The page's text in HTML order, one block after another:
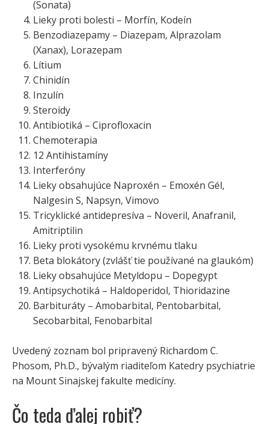
(Sonata)
Lieky proti bolesti – Morfín, Kodeín
Benzodiazepamy – Diazepam, Alprazolam
(Xanax), Lorazepam
Lítium
Chinidín
Inzulín
Steroidy
Antibiotiká – Ciprofloxacin
Chemoterapia
12 Antihistamíny
Interferóny
Lieky obsahujúce Naproxén – Emoxén Gél,
Nalgesin S, Napsyn, Vimovo
Tricyklické antidepresíva – Noveril, Anafranil,
Amitriptilin
Lieky proti vysokému krvnému tlaku
Beta blokátory (zvlášť tie používané na glaukóm)
Lieky obsahujúce Metyldopu – Dopegypt
Antipsychotiká – Haldoperidol, Thioridazine
Barbituráty – Amobarbital, Pentobarbital,
Secobarbital, Fenobarbital
Uvedený zoznam bol pripravený Richardom C.
Phosom, Ph.D., bývalým riaditeľom Katedry psychiatrie
na Mount Sinajskej fakulte medicíny.
Čo teda ďalej robiť?